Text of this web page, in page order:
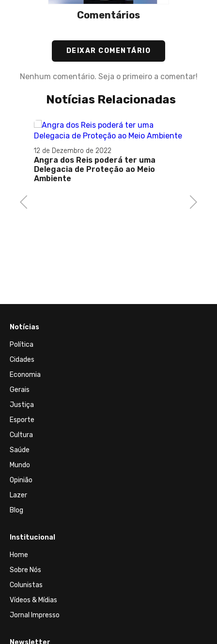
Comentários
DEIXAR COMENTÁRIO
Nenhum comentário. Seja o primeiro a comentar!
Notícias Relacionadas
Previous
ter uma
ao Meio
06 de Outubro de 2021
Servidores protestam contra
Next
Notícias
Política
Cidades
Economia
Gerais
Justiça
Esporte
Cultura
Saúde
Mundo
Opinião
Lazer
Blog
Institucional
Home
Sobre Nós
Colunistas
Vídeos & Mídias
Jornal Impresso